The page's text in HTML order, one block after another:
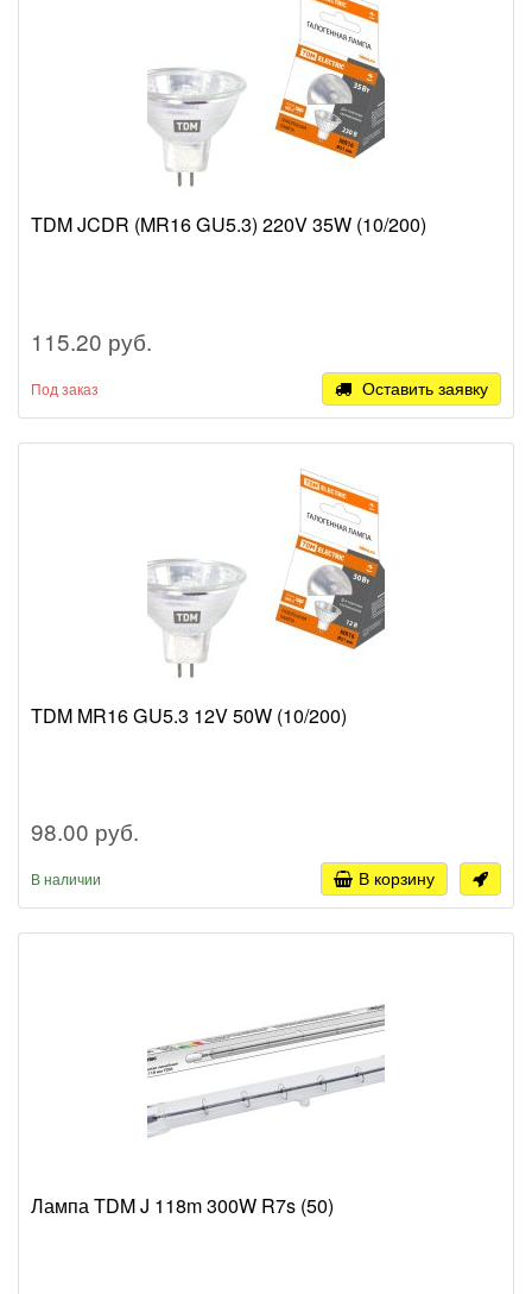
TDM JCDR (MR16 GU5.3) 220V 35W (10/200)
115.20 руб.
Под заказ Оставить заявку
TDM MR16 GU5.3 12V 50W (10/200)
98.00 руб.
В наличии В корзину
Лампа TDM J 118m 300W R7s (50)